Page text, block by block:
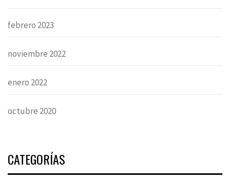
febrero 2023
noviembre 2022
enero 2022
octubre 2020
CATEGORÍAS